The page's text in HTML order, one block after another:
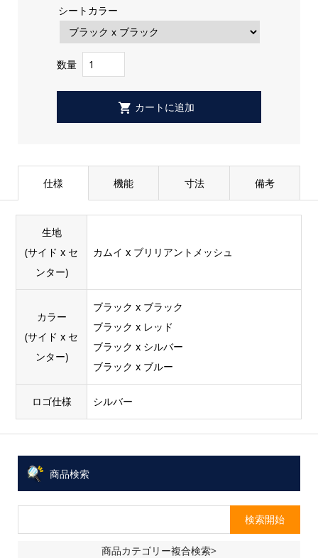
シートカラー
数量
仕様 機能 寸法 備考
生地
(サイド x セ
ンター)
カムイ x ブリリアントメッシュ
カラー
(サイド x セ
ンター)
ブラック x ブラック
ブラック x レッド
ブラック x シルバー
ブラック x ブルー
ロゴ仕様 シルバー
商品検索
商品カテゴリー複合検索>